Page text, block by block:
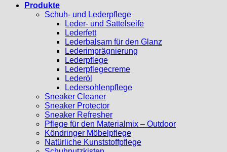
Produkte
Schuh- und Lederpflege
Leder- und Sattelseife
Lederfett
Lederbalsam für den Glanz
Lederimprägnierung
Lederpflege
Lederpflegecreme
Lederöl
Ledersohlenpflege
Sneaker Cleaner
Sneaker Protector
Sneaker Refresher
Pflege für den Materialmix – Outdoor
Köndringer Möbelpflege
Natürliche Kunststoffpflege